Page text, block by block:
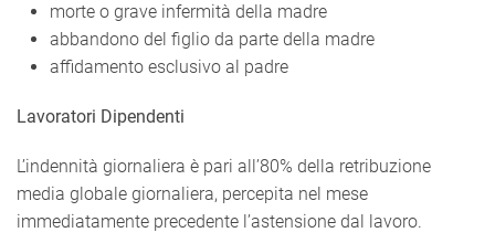
morte o grave infermità della madre
abbandono del figlio da parte della madre
affidamento esclusivo al padre
Lavoratori Dipendenti
L’indennità giornaliera è pari all’80% della retribuzione
media globale giornaliera, percepita nel mese
immediatamente precedente l’astensione dal lavoro.